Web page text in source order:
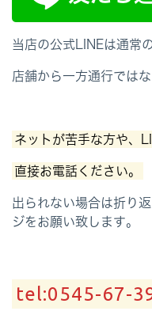
当店の公式LINEは通常
店舗から一方通行では
ネットが苦手な方や、
直接お電話ください。
出られない場合は折り
ジをお願い致します。
tel:0545-67-